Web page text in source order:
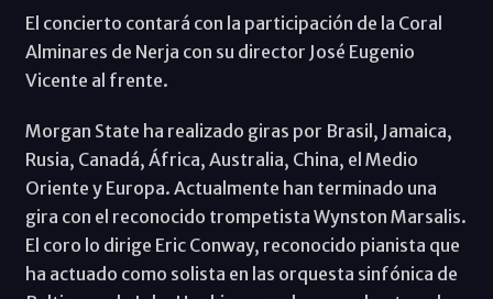
El concierto contará con la participación de la Coral
Alminares de Nerja con su director José Eugenio
Vicente al frente.
Morgan State ha realizado giras por Brasil, Jamaica,
Rusia, Canadá, África, Australia, China, el Medio
Oriente y Europa. Actualmente han terminado una
gira con el reconocido trompetista Wynston Marsalis.
El coro lo dirige Eric Conway, reconocido pianista que
ha actuado como solista en las orquesta sinfónica de